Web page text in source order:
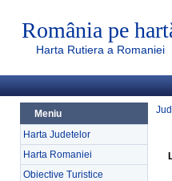
România pe
Harta Rutiera a Romaniei
Meniu
Harta Judetelor
Harta Romaniei
Obiective Turistice